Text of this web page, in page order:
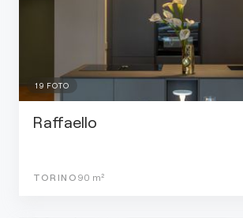
19 FOTO
Raffaello
TORINO 90 m²